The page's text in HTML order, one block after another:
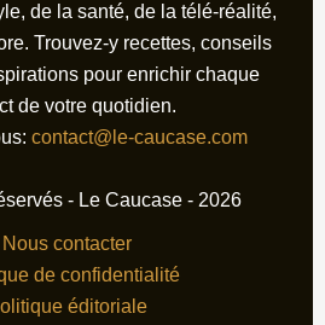
de la santé, de la télé-réalité,
Trouvez-y recettes, conseils
pour enrichir chaque
de votre quotidien.
contact@le-caucase.com
- Le Caucase - 2026
Nous contacter
de confidentialité
éditoriale